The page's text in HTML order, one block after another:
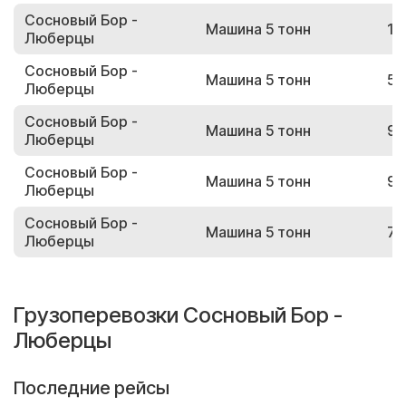
Сосновый Бор -
Люберцы
Машина 5 тонн
Сосновый Бор -
Люберцы
Машина 5 тонн
Сосновый Бор -
Люберцы
Машина 5 тонн
Сосновый Бор -
Люберцы
Машина 5 тонн
Сосновый Бор -
Люберцы
Машина 5 тонн
Грузоперевозки Сосновый Бор -
Люберцы
Последние рейсы